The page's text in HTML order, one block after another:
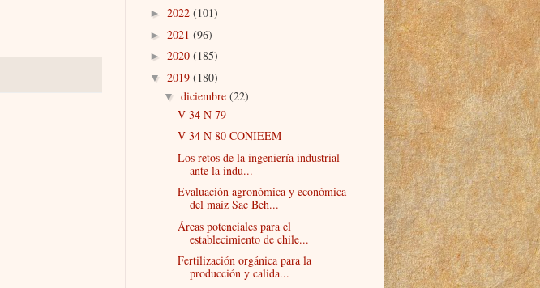
► 2022 (101)
► 2021 (96)
► 2020 (185)
▼ 2019 (180)
▼ diciembre (22)
V 34 N 79
V 34 N 80 CONIEEM
Los retos de la ingeniería industrial
ante la indu...
Evaluación agronómica y económica
del maíz Sac Beh...
Áreas potenciales para el
establecimiento de chile...
Fertilización orgánica para la
producción y calida...